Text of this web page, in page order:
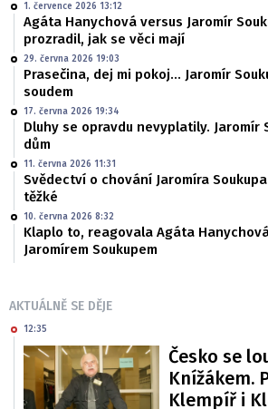
1. července 2026 13:12
Agáta Hanychová versus Jaromír
prozradil, jak se věci mají
29. června 2026 19:03
Prasečina, dej mi pokoj... Jaromír
soudem
17. června 2026 19:34
Dluhy se opravdu nevyplatily. Jaromír
dům
11. června 2026 11:31
Svědectví o chování Jaromíra
těžké
10. června 2026 8:32
Klaplo to, reagovala Agáta
Jaromírem Soukupem
AKTUÁLNĚ SE DĚJE
12:35
Česko se
Knížákem.
Klempíř i